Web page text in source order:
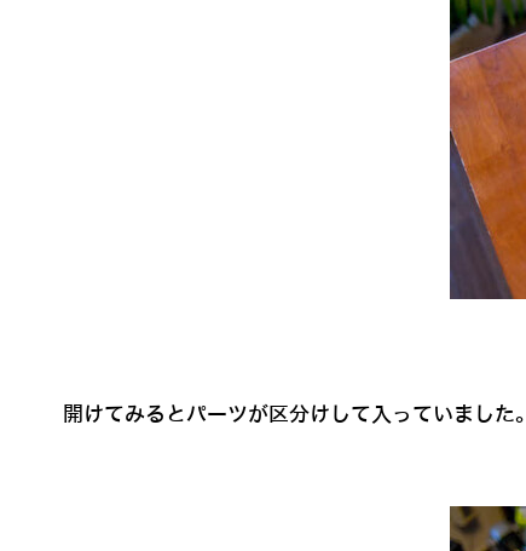
開けてみるとパーツが区分けして入っていました。